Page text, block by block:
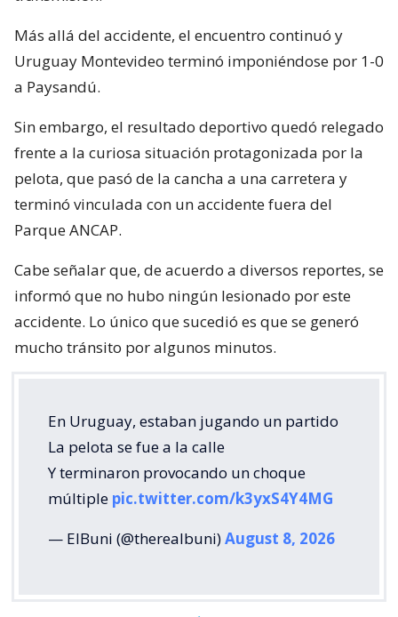
Más allá del accidente, el encuentro continuó y
Uruguay Montevideo terminó imponiéndose por 1-0
a Paysandú.
Sin embargo, el resultado deportivo quedó relegado
frente a la curiosa situación protagonizada por la
pelota, que pasó de la cancha a una carretera y
terminó vinculada con un accidente fuera del
Parque ANCAP.
Cabe señalar que, de acuerdo a diversos reportes, se
informó que no hubo ningún lesionado por este
accidente. Lo único que sucedió es que se generó
mucho tránsito por algunos minutos.
En Uruguay, estaban jugando un partido
La pelota se fue a la calle
Y terminaron provocando un choque
múltiple pic.twitter.com/k3yxS4Y4MG
— ElBuni (@therealbuni)August 8, 2026